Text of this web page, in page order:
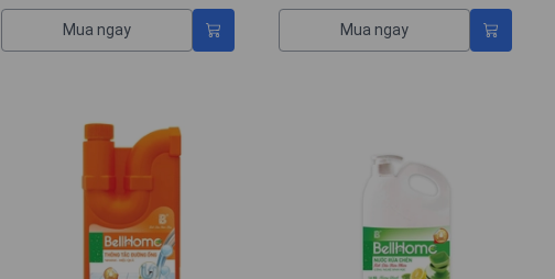
Sinh Phụ Nữ 100ML
Mua ngay
Mua ngay